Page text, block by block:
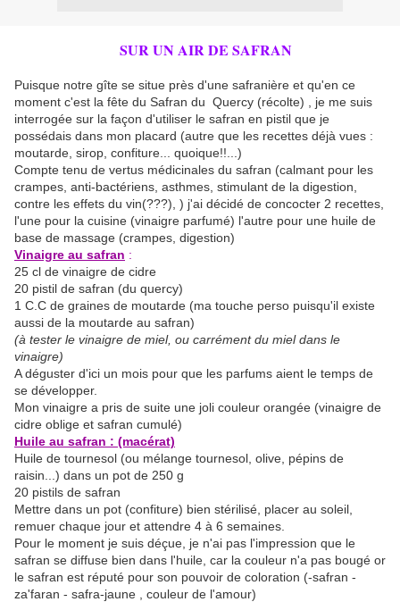
SUR UN AIR DE SAFRAN
Puisque notre gîte se situe près d'une safranière et qu'en ce
moment c'est la fête du Safran du Quercy (récolte) , je me suis
interrogée sur la façon d'utiliser le safran en pistil que je
possédais dans mon placard (autre que les recettes déjà vues :
moutarde, sirop, confiture... quoique!!...)
Compte tenu de vertus médicinales du safran (calmant pour les
crampes, anti-bactériens, asthmes, stimulant de la digestion,
contre les effets du vin(???), ) j'ai décidé de concocter 2 recettes,
l'une pour la cuisine (vinaigre parfumé) l'autre pour une huile de
base de massage (crampes, digestion)
Vinaigre au safran :
25 cl de vinaigre de cidre
20 pistil de safran (du quercy)
1 C.C de graines de moutarde (ma touche perso puisqu'il existe
aussi de la moutarde au safran)
(à tester le vinaigre de miel, ou carrément du miel dans le
vinaigre)
A déguster d'ici un mois pour que les parfums aient le temps de
se développer.
Mon vinaigre a pris de suite une joli couleur orangée (vinaigre de
cidre oblige et safran cumulé)
Huile au safran : (macérat)
Huile de tournesol (ou mélange tournesol, olive, pépins de
raisin...) dans un pot de 250 g
20 pistils de safran
Mettre dans un pot (confiture) bien stérilisé, placer au soleil,
remuer chaque jour et attendre 4 à 6 semaines.
Pour le moment je suis déçue, je n'ai pas l'impression que le
safran se diffuse bien dans l'huile, car la couleur n'a pas bougé or
le safran est réputé pour son pouvoir de coloration (-safran -
za'faran - safra-jaune , couleur de l'amour)